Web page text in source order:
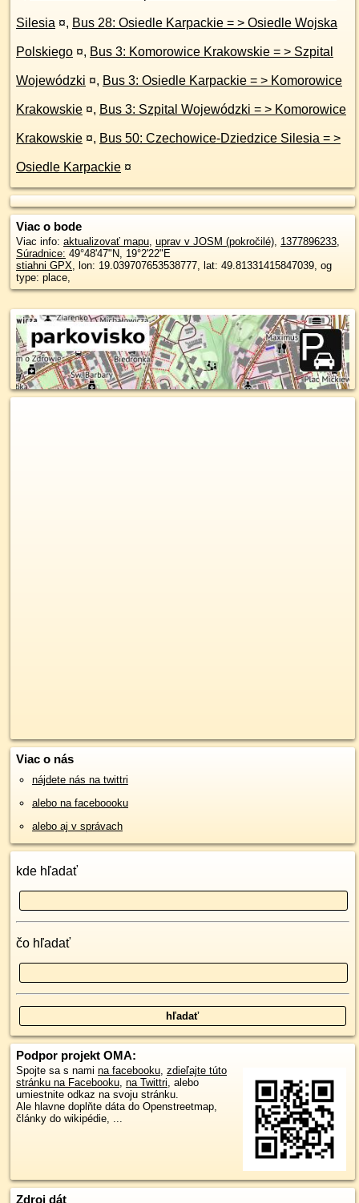
Silesia ¤, Bus 28: Osiedle Karpackie = > Osiedle Wojska
Polskiego ¤, Bus 3: Komorowice Krakowskie = > Szpital
Wojewódzki ¤, Bus 3: Osiedle Karpackie = > Komorowice
Krakowskie ¤, Bus 3: Szpital Wojewódzki = > Komorowice
Krakowskie ¤, Bus 50: Czechowice-Dziedzice Silesia = >
Osiedle Karpackie ¤
Viac o bode
Viac info: aktualizovať mapu, uprav v JOSM (pokročilé), 1377896233,
Súradnice: 49°48'47"N, 19°2'22"E
stiahni GPX, lon: 19.039707653538777, lat: 49.81331415847039, og
type: place,
Viac o nás
nájdete nás na twittri
alebo na faceboooku
alebo aj v správach
kde hľadať
čo hľadať
Podpor projekt OMA:
Spojte sa s nami na facebooku, zdieľajte túto
stránku na Facebooku, na Twittri, alebo
umiestnite odkaz na svoju stránku.
Ale hlavne doplňte dáta do Openstreetmap,
články do wikipédie, ...
Zdroj dát